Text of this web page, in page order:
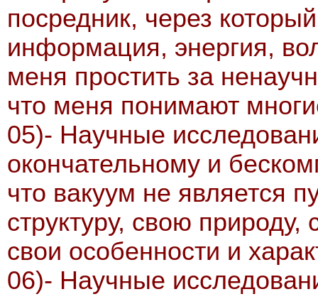
посредник, через
информация, энергия,
меня простить за
что меня понимают
05)- Научные
окончательному и
что вакуум не является
структуру, свою
свои особенности и
06)- Научные